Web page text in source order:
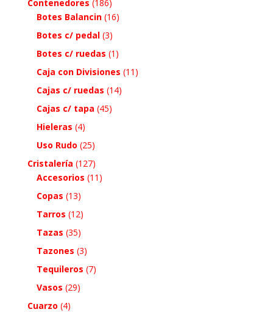
Contenedores (186)
Botes Balancin (16)
Botes c/ pedal (3)
Botes c/ ruedas (1)
Caja con Divisiones (11)
Cajas c/ ruedas (14)
Cajas c/ tapa (45)
Hieleras (4)
Uso Rudo (25)
Cristalería (127)
Accesorios (11)
Copas (13)
Tarros (12)
Tazas (35)
Tazones (3)
Tequileros (7)
Vasos (29)
Cuarzo (4)